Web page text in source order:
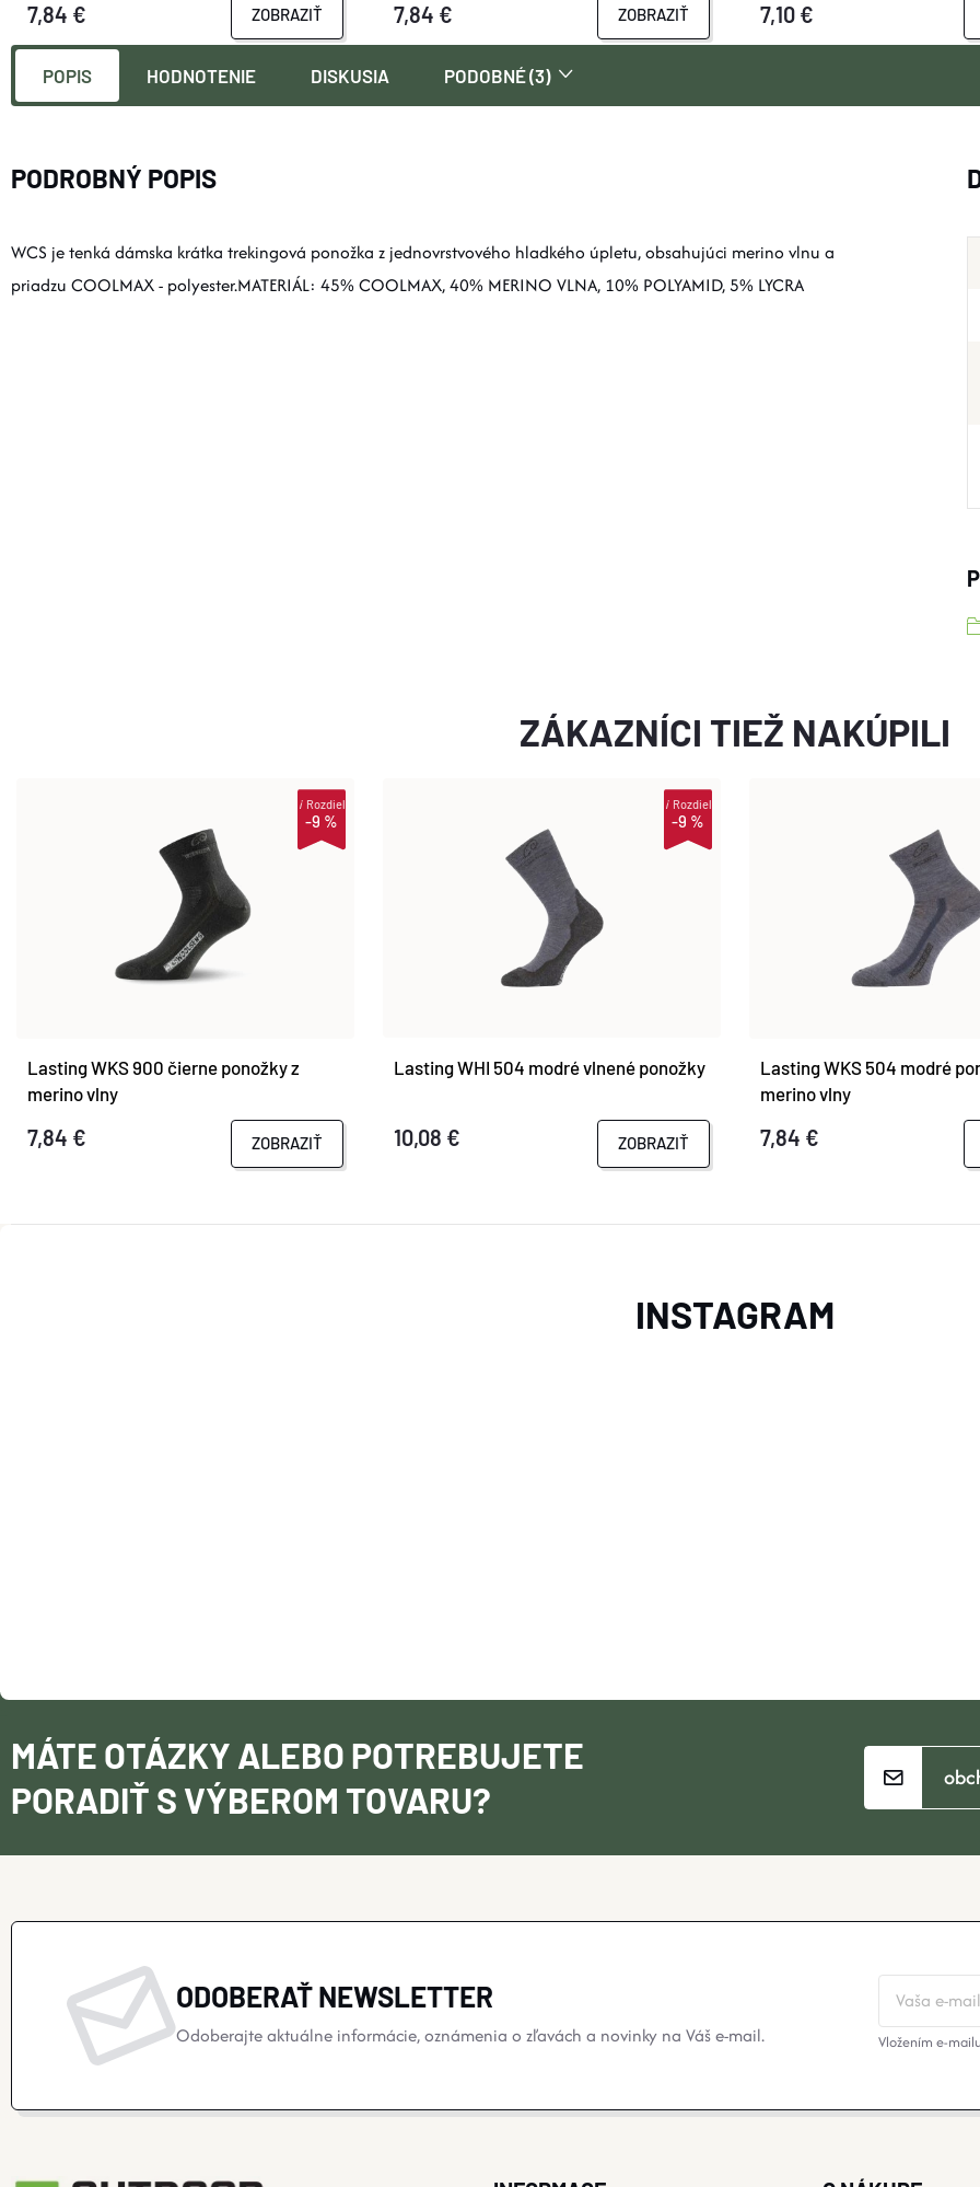
7,84 € ZOBRAZIŤ 7,84 € ZOBRAZIŤ 7,10 €
POPIS HODNOTENIE DISKUSIA PODOBNÉ (3)
PODROBNÝ POPIS
WCS je tenká dámska krátka trekingová ponožka z jednovrstvového hladkého úpletu, obsahujúci merino vlnu a
priadzu COOLMAX - polyester.MATERIÁL: 45% COOLMAX, 40% MERINO VLNA, 10% POLYAMID, 5% LYCRA
ZÁKAZNÍCI TIEŽ NAKÚPILI
-9 %
iRozdiel
Lasting WKS 900 čierne ponožky z
merino vlny
7,84 € ZOBRAZIŤ
-9 %
iRozdiel
Lasting WHI 504 modré vlnené ponožky
10,08 € ZOBRAZIŤ
Lasting WKS 504 modré
merino vlny
7,84 €
MÁTE OTÁZKY ALEBO POTREBUJETE
PORADIŤ S VÝBEROM TOVARU?
INSTAGRAM
ODOBERAŤ NEWSLETTER
Odoberajte aktuálne informácie, oznámenia o zľavách a novinky na Váš e-mail.
Vložením e-